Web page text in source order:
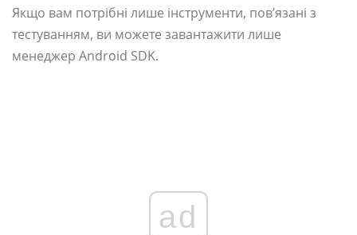
Якщо вам потрібні лише інструменти, пов’язані з
тестуванням, ви можете завантажити лише
менеджер Android SDK.
ad